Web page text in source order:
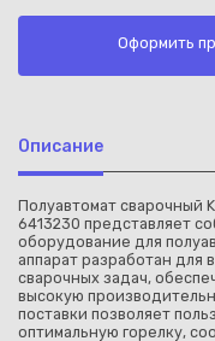
Оформить
Описание
Полуавтомат сварочный
6413230 представляет
оборудование для
аппарат разработан для
сварочных задач,
высокую
поставки позволяет
оптимальную горелку,